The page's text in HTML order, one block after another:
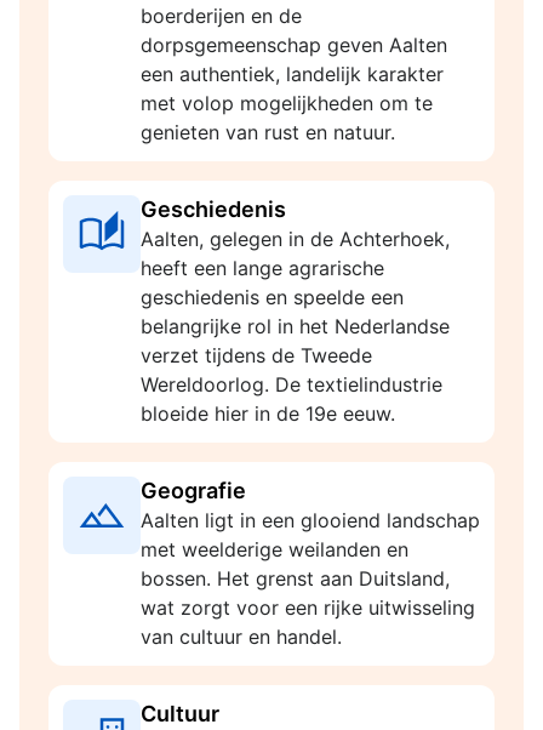
boerderijen en de
dorpsgemeenschap geven Aalten
een authentiek, landelijk karakter
met volop mogelijkheden om te
genieten van rust en natuur.
Geschiedenis
Aalten, gelegen in de Achterhoek,
heeft een lange agrarische
geschiedenis en speelde een
belangrijke rol in het Nederlandse
verzet tijdens de Tweede
Wereldoorlog. De textielindustrie
bloeide hier in de 19e eeuw.
Geografie
Aalten ligt in een glooiend landschap
met weelderige weilanden en
bossen. Het grenst aan Duitsland,
wat zorgt voor een rijke uitwisseling
van cultuur en handel.
Cultuur